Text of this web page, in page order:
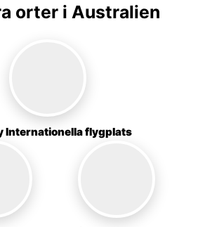
orter i Australien
Internationella flygplats